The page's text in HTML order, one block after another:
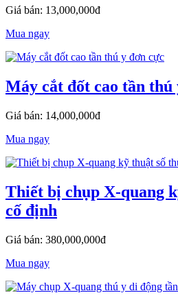
Giá bán: 13,000,000đ
Mua ngay
Máy cắt đốt cao tần thú
Giá bán: 14,000,000đ
Mua ngay
Thiết bị chụp X-quang
cố định
Giá bán: 380,000,000đ
Mua ngay